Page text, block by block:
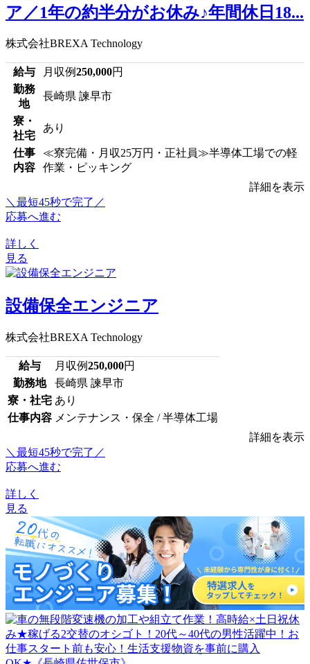
ア／1年の約半分がお休み♪年間休日18...
株式会社BREXA Technology
給与 月収例250,000円
勤務
地
長崎県 諫早市
寮・
社宅
あり
仕事
内容
≪寮完備・月収25万円・正社員≫半導体工場での軽
作業・ピッキング
詳細を表示
＼最短45秒で完了／
応募へ進む
詳しく
見る
設備保全エンジニア
株式会社BREXA Technology
給与 月収例250,000円
勤務地
長崎県 諫早市
寮・社宅 あり
仕事内容 メンテナンス・保全 / 半導体工場
詳細を表示
＼最短45秒で完了／
応募へ進む
詳しく
見る